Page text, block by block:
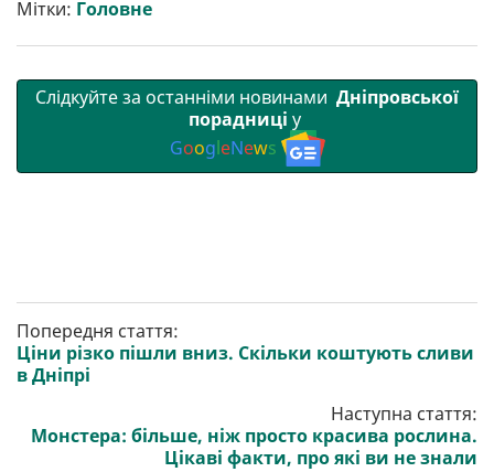
и k
Мітки: Головне
Слідкуйте за останніми новинами Дніпровської
порадниці у
GoogleNews
Попередня стаття:
Ціни різко пішли вниз. Скільки коштують сливи
в Дніпрі
Наступна стаття:
Монстера: більше, ніж просто красива рослина.
Цікаві факти, про які ви не знали